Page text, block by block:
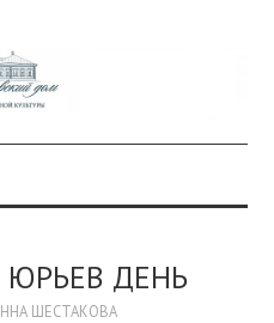
ДЕНЬ
ШЕСТАКОВА